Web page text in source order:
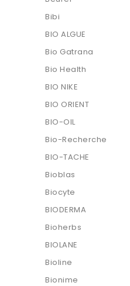
Bibi
BIO ALGUE
Bio Gatrana
Bio Health
BIO NIKE
BIO ORIENT
BIO-OIL
Bio-Recherche
BIO-TACHE
Bioblas
Biocyte
BIODERMA
Bioherbs
BIOLANE
Bioline
Bionime